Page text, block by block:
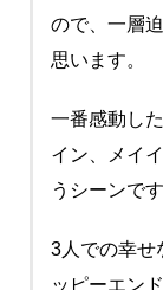
ので、一層
思います。
一番感動し
イン、メイ
うシーンです
3人での幸せ
ッピーエン